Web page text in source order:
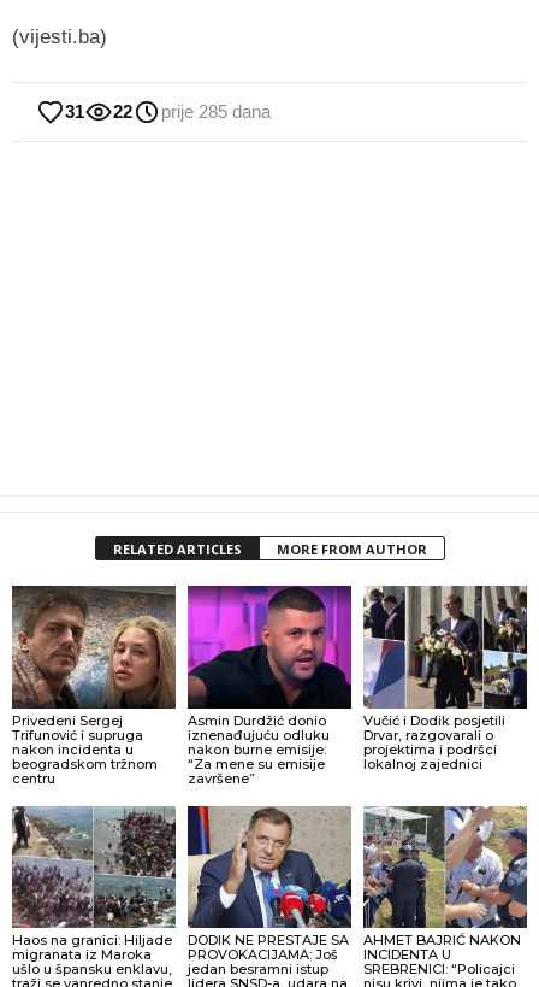
(vijesti.ba)
31 22 prije 285 dana
RELATED ARTICLES MORE FROM AUTHOR
Privedeni Sergej
Trifunović i supruga
nakon incidenta u
beogradskom tržnom
centru
Asmin Durdžić donio
iznenađujuću odluku
nakon burne emisije:
“Za mene su emisije
završene”
Vučić i Dodik posjetili
Drvar, razgovarali o
projektima i podršci
lokalnoj zajednici
Haos na granici: Hiljade
migranata iz Maroka
ušlo u špansku enklavu,
DODIK NE PRESTAJE SA
PROVOKACIJAMA: Još
jedan besramni istup
AHMET BAJRIĆ NAKON
INCIDENTA U
SREBRENICI: “Policajci